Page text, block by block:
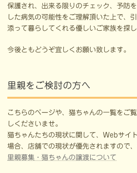
保護され、出来る限りのチェック、予防
した病気の可能性をご理解頂いた上で、
添って暮らしてくれる優しいご家族を探し
今後ともどうぞ宜しくお願い致します。
里親をご検討の方へ
こちらのページや、猫ちゃんの一覧をご
しくださいませ。
猫ちゃんたちの現状に関して、Webサイ
場合、店舗での現状が優先されますので
里親募集・猫ちゃんの譲渡について